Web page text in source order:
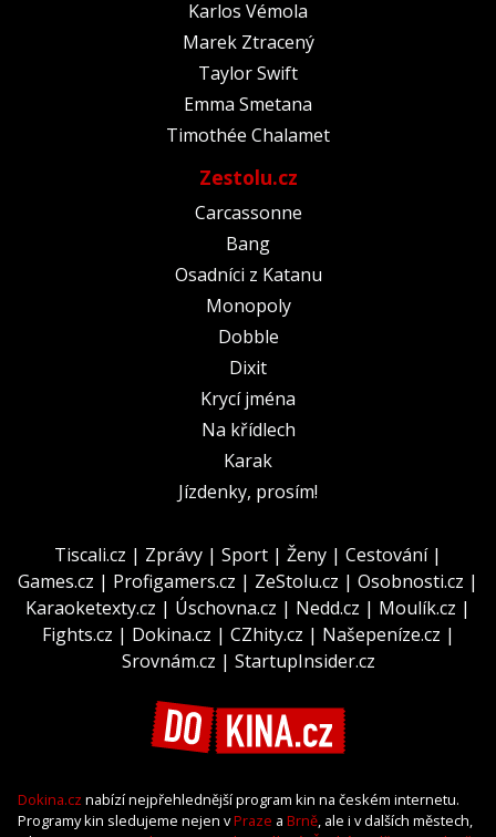
Karlos Vémola
Marek Ztracený
Taylor Swift
Emma Smetana
Timothée Chalamet
Zestolu.cz
Carcassonne
Bang
Osadníci z Katanu
Monopoly
Dobble
Dixit
Krycí jména
Na křídlech
Karak
Jízdenky, prosím!
Tiscali.cz | Zprávy | Sport | Ženy | Cestování|
Games.cz | Profigamers.cz | ZeStolu.cz | Osobnosti.cz |
Karaoketexty.cz | Úschovna.cz | Nedd.cz | Moulík.cz |
Fights.cz | Dokina.cz | CZhity.cz | Našepeníze.cz |
Srovnám.cz | StartupInsider.cz
Dokina.cz nabízí nejpřehlednější program kin na českém internetu.
Programy kin sledujeme nejen vPraze a Brně, ale i v dalších městech,